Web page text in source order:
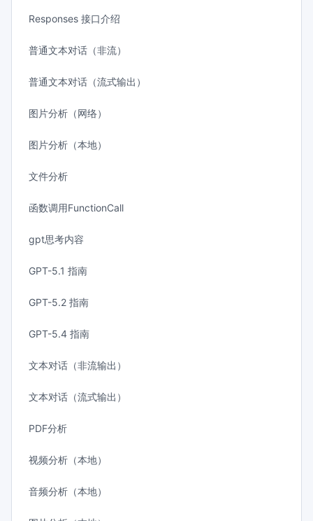
Responses 接口介绍
普通文本对话（非流）
普通文本对话（流式输出）
图片分析（网络）
图片分析（本地）
文件分析
函数调用FunctionCall
gpt思考内容
GPT-5.1 指南
GPT-5.2 指南
GPT-5.4 指南
文本对话（非流输出）
文本对话（流式输出）
PDF分析
视频分析（本地）
音频分析（本地）